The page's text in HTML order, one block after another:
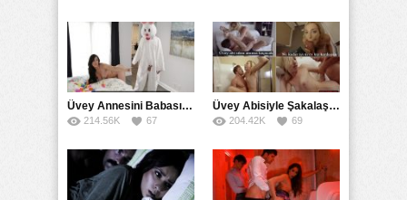
Üvey Annesini Babasının Kostümünü Giyerek Sikti
214.56K 67
Üvey Abisiyle Şakalaşırken Ensest Seks Heyecanına Kapıldı
204.42K 69